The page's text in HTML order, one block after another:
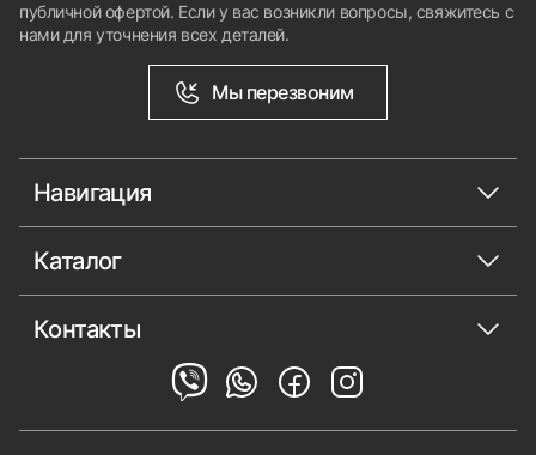
публичной офертой. Если у вас возникли вопросы, свяжитесь с
нами для уточнения всех деталей.
Мы перезвоним
Навигация
Каталог
Контакты